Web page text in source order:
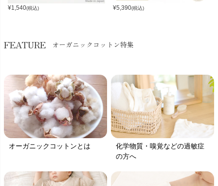
¥1,540(税込) ¥5,390(税込)
FEATURE オーガニックコットン特集
オーガニックコットンとは
化学物質・嗅覚などの過敏症
の方へ